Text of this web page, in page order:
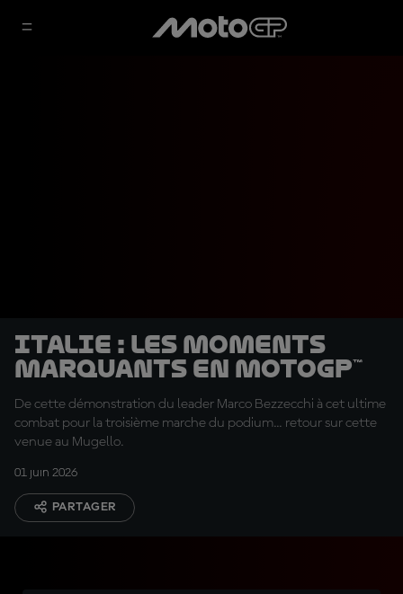
Italie : les moments
marquants en MotoGP™
De cette démonstration du leader Marco Bezzecchi à cet ultime
combat pour la troisième marche du podium... retour sur cette
venue au Mugello.
01 juin 2026
PARTAGER